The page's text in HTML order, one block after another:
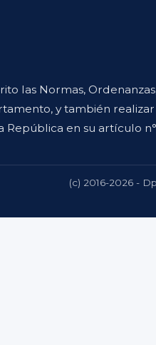
las Normas,
y también
República en su artículo
(c) 2016-2026 -